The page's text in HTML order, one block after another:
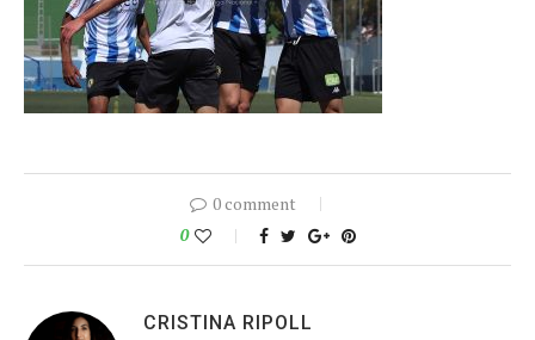
0 comment
0
CRISTINA RIPOLL